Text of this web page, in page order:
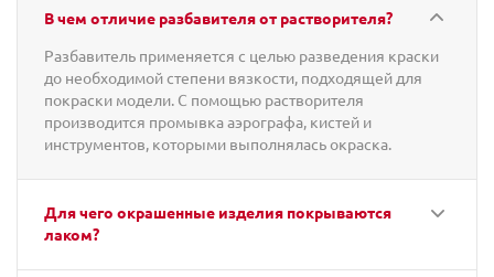
В чем отличие разбавителя от растворителя?
Разбавитель применяется с целью разведения краски
до необходимой степени вязкости, подходящей для
покраски модели. С помощью растворителя
производится промывка аэрографа, кистей и
инструментов, которыми выполнялась окраска.
Для чего окрашенные изделия покрываются
лаком?